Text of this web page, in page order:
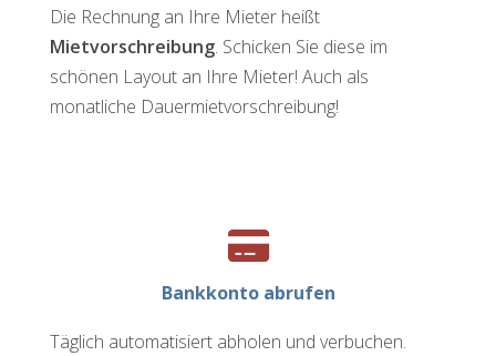
Die Rechnung an Ihre Mieter heißt
Mietvorschreibung. Schicken Sie diese im
schönen Layout an Ihre Mieter! Auch als
monatliche Dauermietvorschreibung!
Bankkonto abrufen
Täglich automatisiert abholen und verbuchen.​